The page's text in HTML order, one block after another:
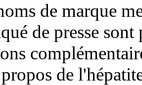
de marque
de presse
de